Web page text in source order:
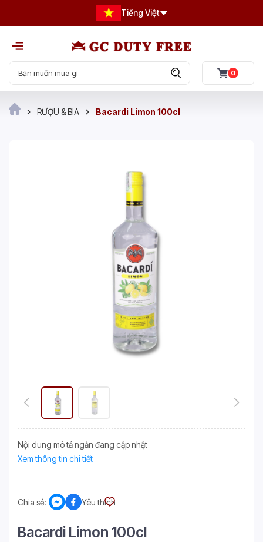
Tiếng Việt
0
RƯỢU & BIA Bacardi Limon 100cl
Nội dung mô tả ngắn đang cập nhật
Xem thông tin chi tiết
Chia sẻ: Yêu thích
Bacardi Limon 100cl